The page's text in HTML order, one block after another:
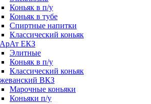
Коньяк в п/у
Коньяк в тубе
Спиртные напитки
Классический коньяк
ЕКЗ
Элитные
Коньяк в п/у
Классический коньяк
ВКЗ
Марочные коньяки
Коньяки п/у